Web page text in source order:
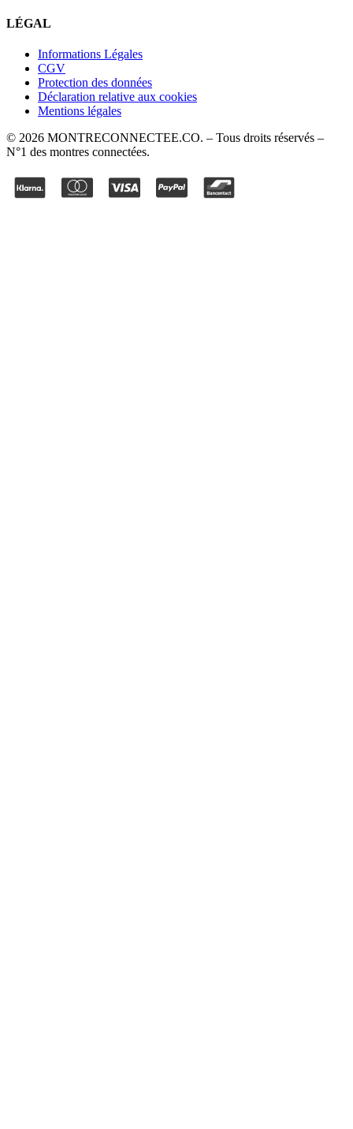
LÉGAL
Informations Légales
CGV
Protection des données
Déclaration relative aux cookies
Mentions légales
© 2026 MONTRECONNECTEE.CO. – Tous droits réservés –
N°1 des montres connectées.